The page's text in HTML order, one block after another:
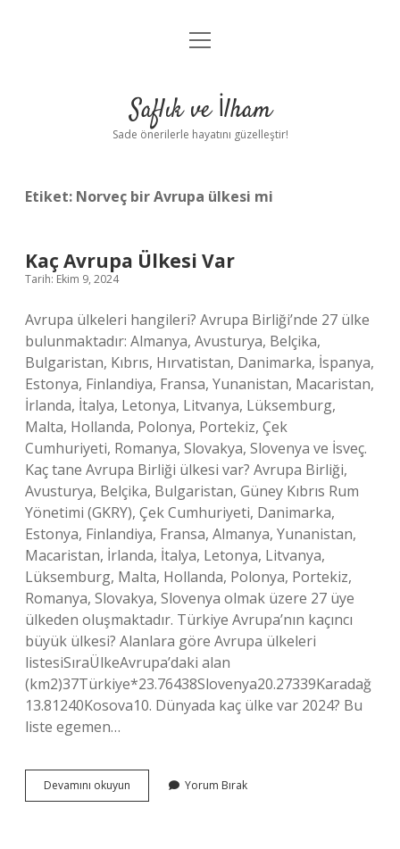
Anasayfa
Yasal Uyarı
menüyü
Saflık ve İlham
Sade önerilerle hayatını güzelleştir!
Etiket: Norveç bir Avrupa ülkesi mi
Kaç Avrupa Ülkesi Var
Tarih: Ekim 9, 2024
Avrupa ülkeleri hangileri? Avrupa Birliği’nde 27 ülke
bulunmaktadır: Almanya, Avusturya, Belçika,
Bulgaristan, Kıbrıs, Hırvatistan, Danimarka, İspanya,
Estonya, Finlandiya, Fransa, Yunanistan, Macaristan,
İrlanda, İtalya, Letonya, Litvanya, Lüksemburg,
Malta, Hollanda, Polonya, Portekiz, Çek
Cumhuriyeti, Romanya, Slovakya, Slovenya ve İsveç.
Kaç tane Avrupa Birliği ülkesi var? Avrupa Birliği,
Avusturya, Belçika, Bulgaristan, Güney Kıbrıs Rum
Yönetimi (GKRY), Çek Cumhuriyeti, Danimarka,
Estonya, Finlandiya, Fransa, Almanya, Yunanistan,
Macaristan, İrlanda, İtalya, Letonya, Litvanya,
Lüksemburg, Malta, Hollanda, Polonya, Portekiz,
Romanya, Slovakya, Slovenya olmak üzere 27 üye
ülkeden oluşmaktadır. Türkiye Avrupa’nın kaçıncı
büyük ülkesi? Alanlara göre Avrupa ülkeleri
listesiSıraÜlkeAvrupa’daki alan
(km2)37Türkiye*23.76438Slovenya20.27339Karadağ
13.81240Kosova10. Dünyada kaç ülke var 2024? Bu
liste egemen…
Devamını okuyun
Avrupa
Yorum Bırak